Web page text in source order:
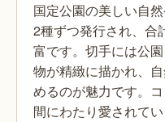
国定公園の美しい自
2種ずつ発行され、合
富です。切手には公
物が精緻に描かれ、
めるのが魅力です。
間にわたり愛されてい